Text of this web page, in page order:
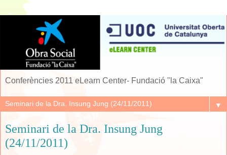
Conferències 2011 eLearn Center- Fundació "la Caixa"
▼
Seminari de la Dra. Insung Jung
(24/11/2011)